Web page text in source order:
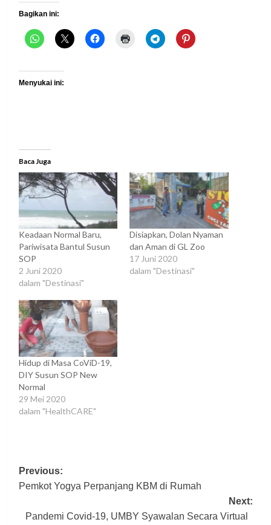
Bagikan ini:
Menyukai ini:
Baca Juga
Keadaan Normal Baru,
Pariwisata Bantul Susun
SOP
2 Juni 2020
dalam "Destinasi"
Disiapkan, Dolan Nyaman
dan Aman di GL Zoo
17 Juni 2020
dalam "Destinasi"
Hidup di Masa CoViD-19,
DIY Susun SOP New
Normal
29 Mei 2020
dalam "HealthCARE"
Post
navigation
Previous:
Pemkot Yogya Perpanjang KBM di Rumah
Next:
Pandemi Covid-19, UMBY Syawalan Secara Virtual